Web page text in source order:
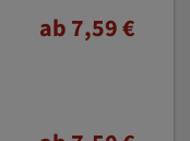
ab 7,59 €